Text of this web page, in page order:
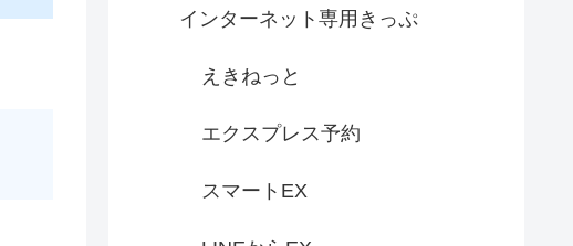
インターネット専用きっぷ
えきねっと
エクスプレス予約
スマートEX